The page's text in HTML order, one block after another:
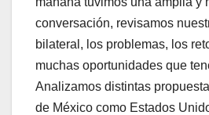
conversación, revisamos
bilateral, los problemas, los
muchas oportunidades que
Analizamos distintas
de México como Estados